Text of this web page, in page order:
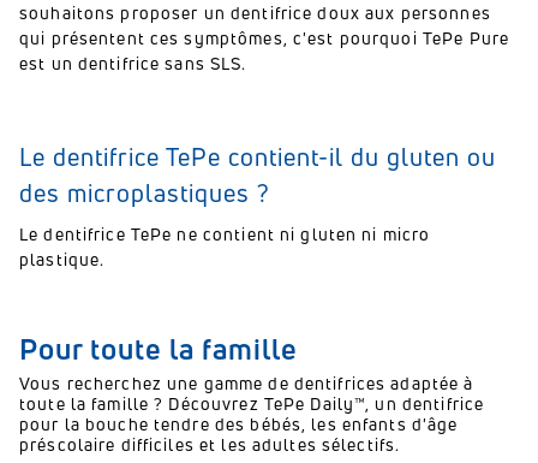
souhaitons proposer un dentifrice doux aux personnes
qui présentent ces symptômes, c'est pourquoi TePe Pure
est un dentifrice sans SLS.
Le dentifrice TePe contient-il du gluten ou
des microplastiques ?
Le dentifrice TePe ne contient ni gluten ni micro
plastique.
Pour toute la famille
Vous recherchez une gamme de dentifrices adaptée à
toute la famille ? Découvrez TePe Daily™, un dentifrice
pour la bouche tendre des bébés, les enfants d'âge
préscolaire difficiles et les adultes sélectifs.